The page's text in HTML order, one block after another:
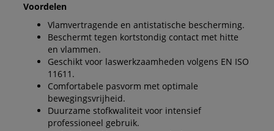
Voordelen
Vlamvertragende en antistatische bescherming.
Beschermt tegen kortstondig contact met hitte
en vlammen.
Geschikt voor laswerkzaamheden volgens EN ISO
11611.
Comfortabele pasvorm met optimale
bewegingsvrijheid.
Duurzame stofkwaliteit voor intensief
professioneel gebruik.